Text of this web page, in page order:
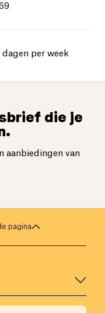
dagen per week
die je
aanbiedingen van
pagina